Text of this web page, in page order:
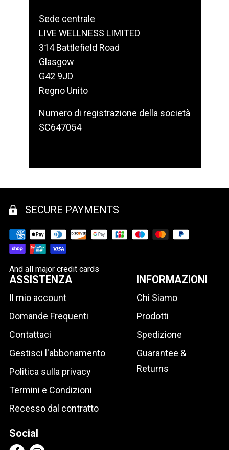
Sede centrale
LIVE WELLNESS LIMITED
314 Battlefield Road
Glasgow
G42 9JD
Regno Unito
Numero di registrazione della società
SC647054
SECURE PAYMENTS
And all major credit cards
ASSISTENZA
Il mio account
Domande Frequenti
Contattaci
Gestisci l'abbonamento
Politica sulla privacy
Termini e Condizioni
Recesso dal contratto
INFORMAZIONI
Chi Siamo
Prodotti
Spedizione
Guarantee &
Returns
Social